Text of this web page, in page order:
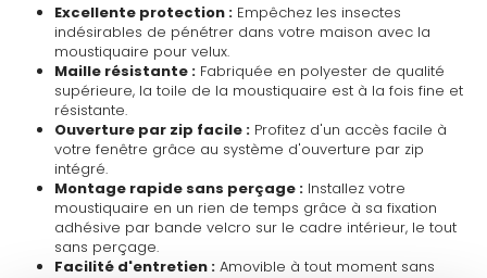
Excellente protection : Empêchez les insectes
indésirables de pénétrer dans votre maison avec la
moustiquaire pour velux.
Maille résistante : Fabriquée en polyester de qualité
supérieure, la toile de la moustiquaire est à la fois fine et
résistante.
Ouverture par zip facile : Profitez d'un accès facile à
votre fenêtre grâce au système d'ouverture par zip
intégré.
Montage rapide sans perçage : Installez votre
moustiquaire en un rien de temps grâce à sa fixation
adhésive par bande velcro sur le cadre intérieur, le tout
sans perçage.
Facilité d'entretien : Amovible à tout moment sans